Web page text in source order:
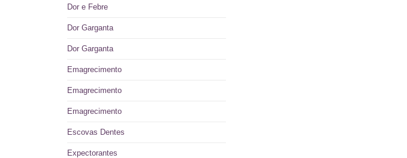
Dor e Febre
Dor Garganta
Dor Garganta
Emagrecimento
Emagrecimento
Emagrecimento
Escovas Dentes
Expectorantes